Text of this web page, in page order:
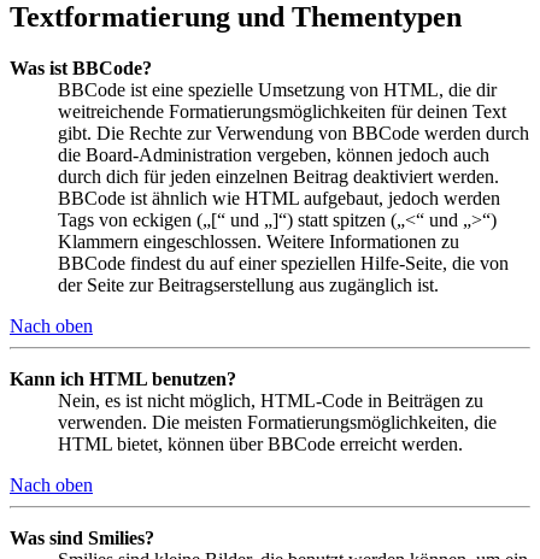
Textformatierung und Thementypen
Was ist BBCode?
BBCode ist eine spezielle Umsetzung von HTML, die dir
weitreichende Formatierungsmöglichkeiten für deinen Text
gibt. Die Rechte zur Verwendung von BBCode werden durch
die Board-Administration vergeben, können jedoch auch
durch dich für jeden einzelnen Beitrag deaktiviert werden.
BBCode ist ähnlich wie HTML aufgebaut, jedoch werden
Tags von eckigen („[“ und „]“) statt spitzen („<“ und „>“)
Klammern eingeschlossen. Weitere Informationen zu
BBCode findest du auf einer speziellen Hilfe-Seite, die von
der Seite zur Beitragserstellung aus zugänglich ist.
Nach oben
Kann ich HTML benutzen?
Nein, es ist nicht möglich, HTML-Code in Beiträgen zu
verwenden. Die meisten Formatierungsmöglichkeiten, die
HTML bietet, können über BBCode erreicht werden.
Nach oben
Was sind Smilies?